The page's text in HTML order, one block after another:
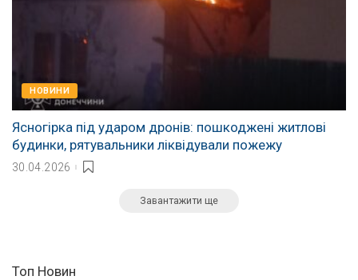
НОВИНИ
Ясногірка під ударом дронів: пошкоджені житлові
будинки, рятувальники ліквідували пожежу
30.04.2026
Завантажити ще
Топ Новин